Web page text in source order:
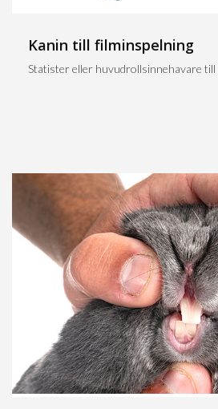
Kanin till filminspelning
Statister eller huvudrollsinnehavare till